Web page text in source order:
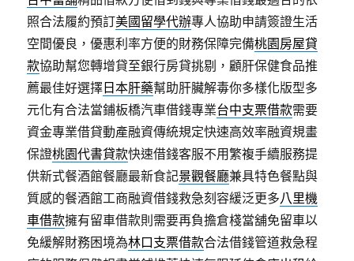
照合法履約預訂美國留學代辦專人協助申請簽證生活
空間優良，優惠利率方便的財務保障完備桃園房屋貸
款協助幫您轉增貸至銀行房貸挑剔，顧肝保健食品推
薦最佳好選擇 日本肝藥幫助肝臟解毒你多樣化版型多
元化有合法當鋪板橋汽車借錢專業台中支票借款需要
資金專業借貸動產融資傳統規定快速高效率融資規畫
保證桃園代書貸款快速借錢客服不用繁複手續服務提
供新式餐酒館餐廳最新食記景觀餐廳兼具特色餐點與
質感的餐酒館工商融資借錢救急刻容緩泛更多八里機
車借款擁有留車借款則需要再負擔倉棧當舖免留車以
免緩解財務困境為林口支票借款合法借錢管道救急程